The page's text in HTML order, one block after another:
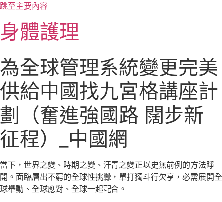
跳至主要內容
身體護理
為全球管理系統變更完美
供給中國找九宮格講座計
劃（奮進強國路 闊步新
征程）_中國網
當下，世界之變、時期之變、汗青之變正以史無前例的方法睜
開。面臨層出不窮的全球性挑釁，單打獨斗行欠亨，必需展開全
球舉動、全球應對、全球一起配合。